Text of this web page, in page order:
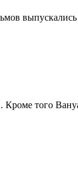
того